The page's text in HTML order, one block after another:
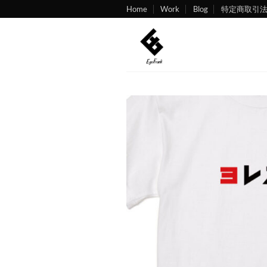
to
Home Work Blog 特定商取引